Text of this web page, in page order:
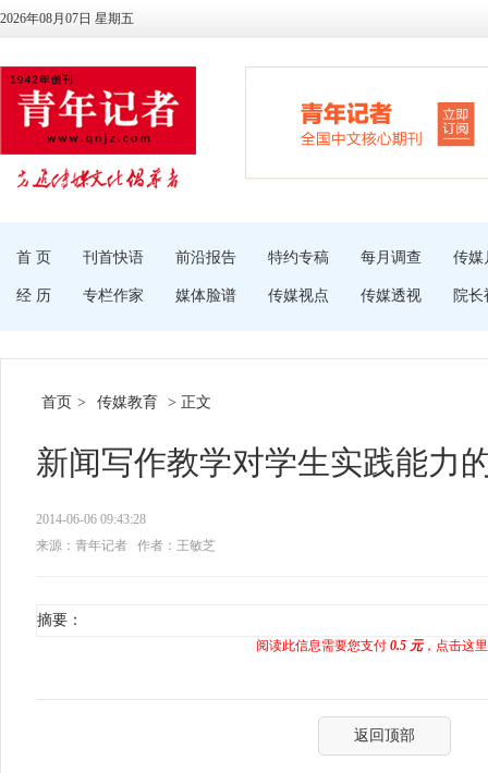
2026年08月07日 星期五
首 页 刊首快语 前沿报告 特约专稿 每月调查 传媒
经 历 专栏作家 媒体脸谱 传媒视点 传媒透视 院长
首页 > 传媒教育 > 正文
新闻写作教学对学生实践能力
2014-06-06 09:43:28
来源：青年记者
作者：王敏芝
摘要：
阅读此信息需要您支付 0.5 元，点击这
返回顶部